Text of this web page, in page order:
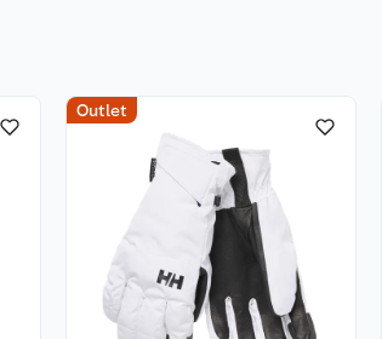
Outlet